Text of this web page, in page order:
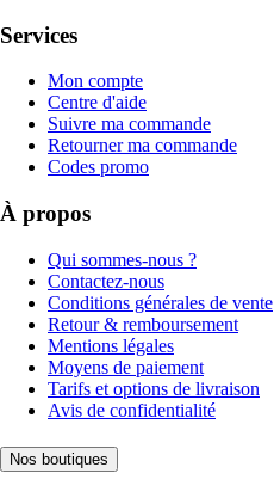
Services
Mon compte
Centre d'aide
Suivre ma commande
Retourner ma commande
Codes promo
À propos
Qui sommes-nous ?
Contactez-nous
Conditions générales de vente
Retour & remboursement
Mentions légales
Moyens de paiement
Tarifs et options de livraison
Avis de confidentialité
Nos boutiques